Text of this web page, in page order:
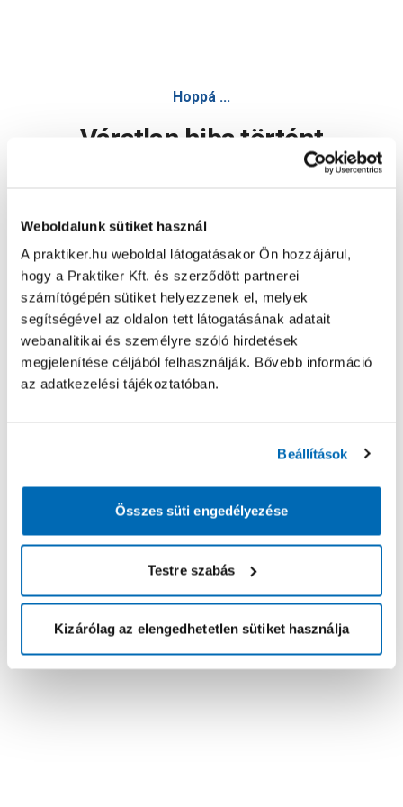
Weboldalunk sütiket használ
A praktiker.hu weboldal látogatásakor Ön hozzájárul,
hogy a Praktiker Kft. és szerződött partnerei
számítógépén sütiket helyezzenek el, melyek
segítségével az oldalon tett látogatásának adatait
webanalitikai és személyre szóló hirdetések
megjelenítése céljából felhasználják. Bővebb információ
az adatkezelési tájékoztatóban.
Beállítások
Összes süti engedélyezése
Testre szabás
Kizárólag az elengedhetetlen sütiket használja
Hoppá ...
Váratlan hiba történt
Oldal újratöltése